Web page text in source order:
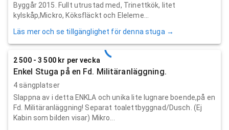
Byggår 2015. Fullt utrustad med, Trinettkök, litet
kylskåp,Mickro, Köksfläckt och Eleleme...
Läs mer och se tillgänglighet för denna stuga →
2 500 - 3 500 kr per vecka
Enkel Stuga på en Fd. Militäranläggning.
4 sängplatser
Slappna av i detta ENKLA och unika lite lugnare boende,på en
Fd. Militäranläggning! Separat toalettbyggnad/Dusch. (Ej
Kabin som bilden visar) Mikro...